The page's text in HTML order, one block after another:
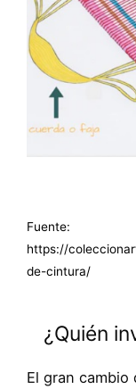
Fuente:
https://
de-cintura/
¿Quién
El gran